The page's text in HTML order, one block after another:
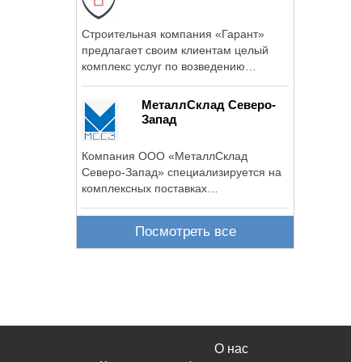
Строительная компания «Гарант»
предлагает своим клиентам целый
комплекс услуг по возведению
МеталлСклад Северо-
Запад
Компания ООО «МеталлСклад
Северо-Запад» специализируется на
комплексных поставках
Посмотреть все
О нас